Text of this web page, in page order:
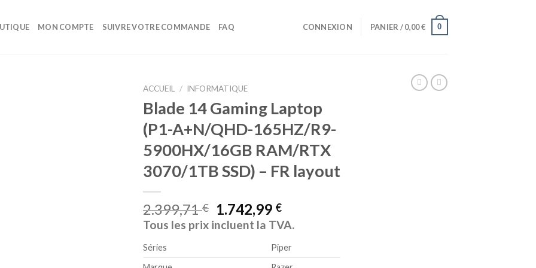
MON COMPTE SUIVRE VOTRE COMMANDE FAQ CONNEXION PANIER /0,00€ 0
ACCUEIL / INFORMATIQUE
Blade 14 Gaming Laptop
(P1-A+N/QHD-165HZ/R9-
5900HX/16GB RAM/RTX
3070/1TB SSD) – FR layout
2.399,71€ 1.742,99 €
Tous les prix incluent la TVA.
Séries
Piper